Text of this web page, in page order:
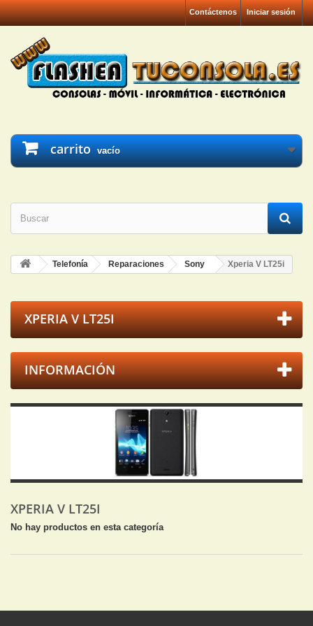
Iniciar sesión
Contáctenos
carrito vacío
Telefonía Reparaciones Sony Xperia V LT25i
XPERIA V LT25I
INFORMACIÓN
XPERIA V LT25I
No hay productos en esta categoría